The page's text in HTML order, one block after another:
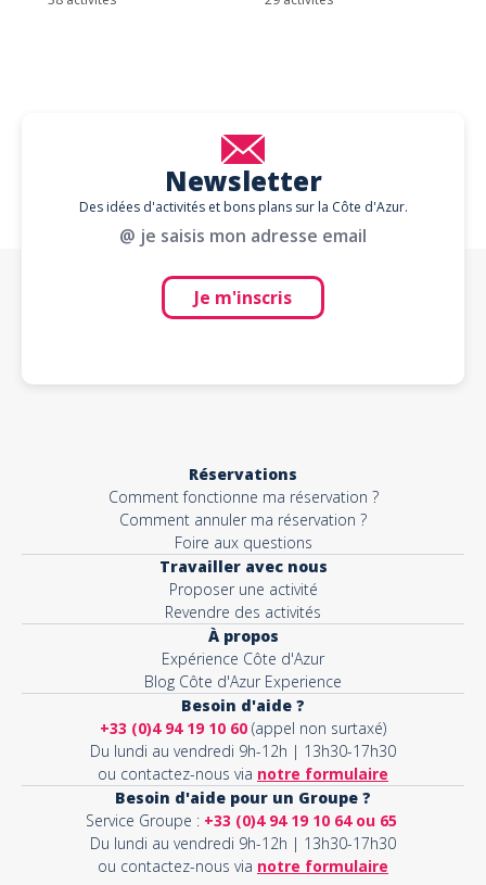
Newsletter
Des idées d'activités et bons plans sur la Côte d'Azur.
@ je saisis mon adresse email
Je m'inscris
Réservations
Comment fonctionne ma réservation ?
Comment annuler ma réservation ?
Foire aux questions
Travailler avec nous
Proposer une activité
Revendre des activités
À propos
Expérience Côte d'Azur
Blog Côte d'Azur Experience
Besoin d'aide ?
+33 (0)4 94 19 10 60 (appel non surtaxé)
Du lundi au vendredi 9h-12h | 13h30-17h30
ou contactez-nous via notre formulaire
Besoin d'aide pour un Groupe ?
Service Groupe : +33 (0)4 94 19 10 64 ou 65
Du lundi au vendredi 9h-12h | 13h30-17h30
ou contactez-nous via notre formulaire